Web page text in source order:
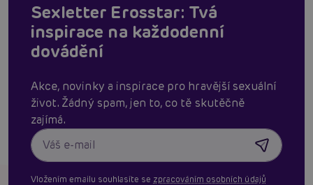
Sexletter Erosstar: Tvá
inspirace na každodenní
dovádění
Akce, novinky a inspirace pro hravější sexuální
život. Žádný spam, jen to, co tě skutěčně
zajímá.
Vložením emailu souhlasíte se zpracováním osobních údajů